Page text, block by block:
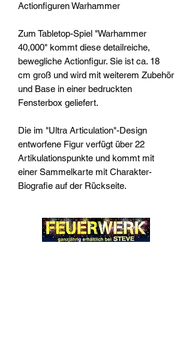
Actionfiguren Warhammer
Zum Tabletop-Spiel "Warhammer
40,000" kommt diese detailreiche,
bewegliche Actionfigur. Sie ist ca. 18
cm groß und wird mit weiterem Zubehör
und Base in einer bedruckten
Fensterbox geliefert.
Die im "Ultra Articulation"-Design
entworfene Figur verfügt über 22
Artikulationspunkte und kommt mit
einer Sammelkarte mit Charakter-
Biografie auf der Rückseite.